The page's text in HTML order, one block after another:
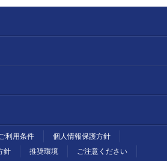
利用条件
個人情報保護方針
針
推奨環境 ご注意ください